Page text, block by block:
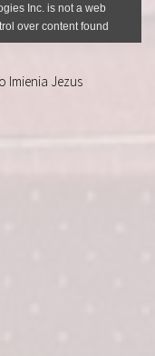
Imienia Jezus